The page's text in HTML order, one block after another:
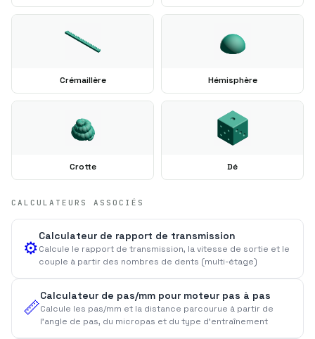
Crémaillère Hémisphère
Crotte Dé
CALCULATEURS ASSOCIÉS
⚙️
Calculateur de rapport de transmission
Calcule le rapport de transmission, la vitesse de sortie et le
couple à partir des nombres de dents (multi-étage)
📏
Calculateur de pas/mm pour moteur pas à pas
Calcule les pas/mm et la distance parcourue à partir de
l'angle de pas, du micropas et du type d'entraînement